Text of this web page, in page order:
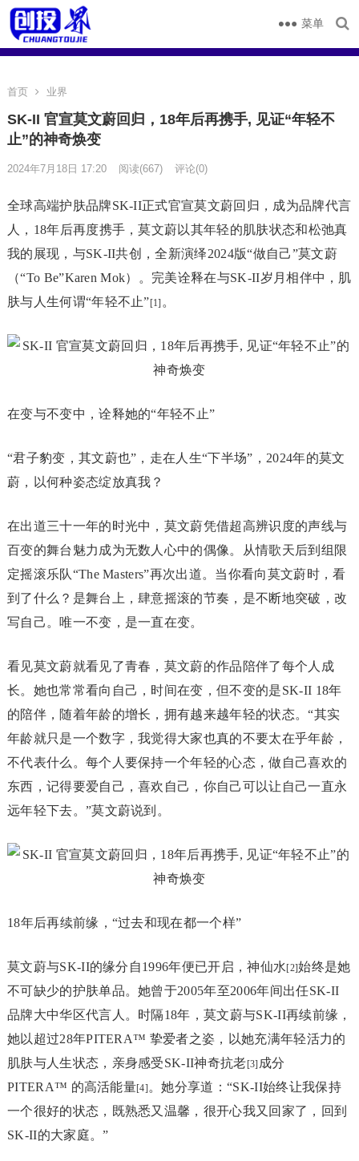
菜单
首页 业界
SK-II 官宣莫文蔚回归，18年后再携手, 见证“年轻不
止”的神奇焕变
2024年7月18日 17:20 阅读(667) 评论(0)
全球高端护肤品牌SK-II正式官宣莫文蔚回归，成为品牌代言
人，18年后再度携手，莫文蔚以其年轻的肌肤状态和松弛真
我的展现，与SK-II共创，全新演绎2024版“做自己”莫文蔚
（“To Be”Karen Mok）。完美诠释在与SK-II岁月相伴中，肌
肤与人生何谓“年轻不止”[1] 。
在变与不变中，诠释她的“年轻不止”
“君子豹变，其文蔚也”，走在人生“下半场”，2024年的莫文
蔚，以何种姿态绽放真我？
在出道三十一年的时光中，莫文蔚凭借超高辨识度的声线与
百变的舞台魅力成为无数人心中的偶像。从情歌天后到组限
定摇滚乐队“The Masters”再次出道。当你看向莫文蔚时，看
到了什么？是舞台上，肆意摇滚的节奏，是不断地突破，改
写自己。唯一不变，是一直在变。
看见莫文蔚就看见了青春，莫文蔚的作品陪伴了每个人成
长。她也常常看向自己，时间在变，但不变的是SK-II 18年
的陪伴，随着年龄的增长，拥有越来越年轻的状态。“其实
年龄就只是一个数字，我觉得大家也真的不要太在乎年龄，
不代表什么。每个人要保持一个年轻的心态，做自己喜欢的
东西，记得要爱自己，喜欢自己，你自己可以让自己一直永
远年轻下去。”莫文蔚说到。
18年后再续前缘，“过去和现在都一个样”
莫文蔚与SK-II的缘分自1996年便已开启，神仙水[2]始终是她
不可缺少的护肤单品。她曾于2005年至2006年间出任SK-II
品牌大中华区代言人。时隔18年，莫文蔚与SK-II再续前缘，
她以超过28年PITERA™ 挚爱者之姿，以她充满年轻活力的
肌肤与人生状态，亲身感受SK-II神奇抗老[3] 成分
PITERA™ 的高活能量[4] 。她分享道：“SK-II始终让我保持
一个很好的状态，既熟悉又温馨，很开心我又回家了，回到
SK-II的大家庭。”